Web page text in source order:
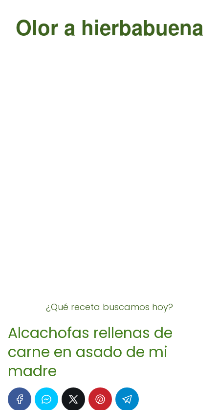
Olor a hierbabuena
¿Qué receta buscamos hoy?
Alcachofas rellenas de
carne en asado de mi
madre